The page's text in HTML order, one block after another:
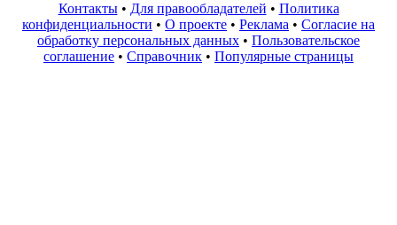
Контакты• Для правообладателей • Политика
конфиденциальности • О проекте • Реклама • Согласие на
обработку персональных данных • Пользовательское
соглашение • Справочник • Популярные страницы